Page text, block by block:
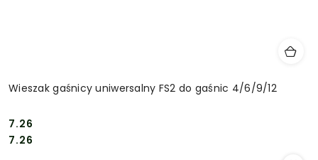
Wieszak gaśnicy uniwersalny FS2 do gaśnic 4/6/9/12
Cena:
7.26
Cena:
7.26